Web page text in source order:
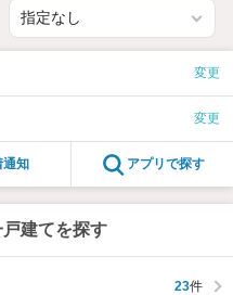
変更
変更
通知 アプリで探す
建てを探す
23件